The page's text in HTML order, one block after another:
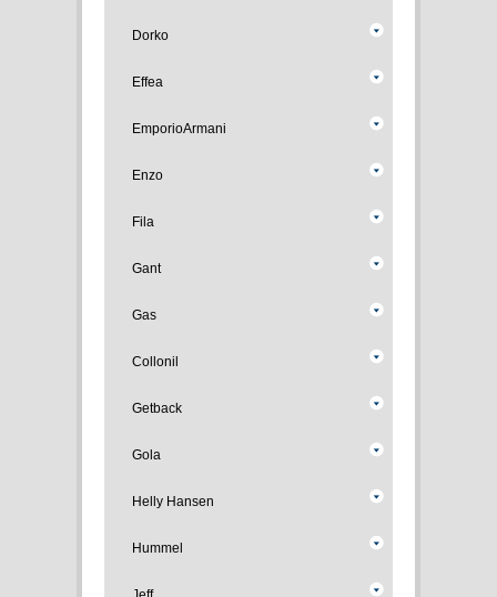
Dorko
Effea
EmporioArmani
Enzo
Fila
Gant
Gas
Collonil
Getback
Gola
Helly Hansen
Hummel